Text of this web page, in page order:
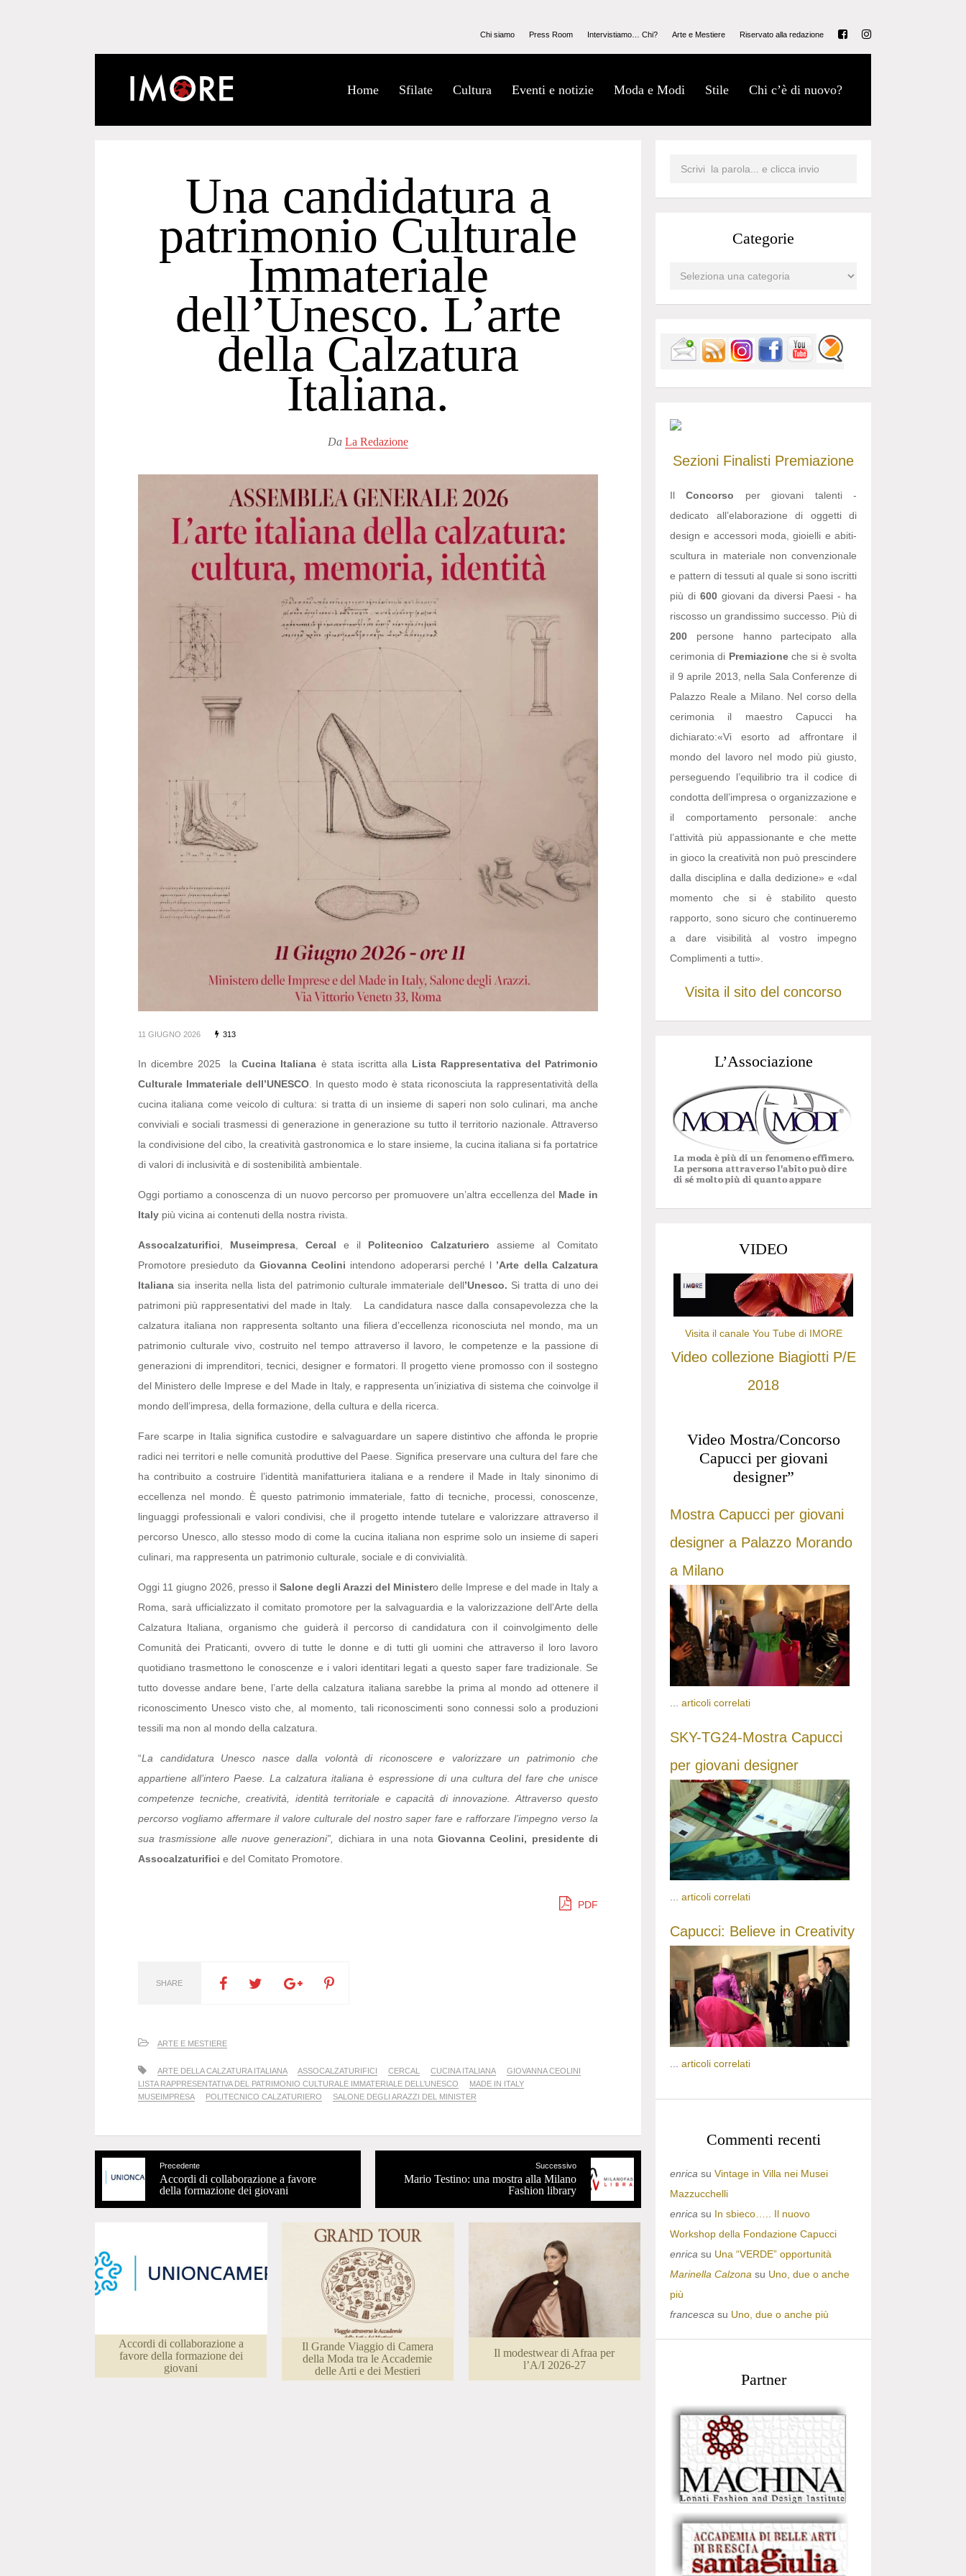
Chi siamo Press Room Intervistiamo… Chi? Arte e Mestiere Riservato alla redazione
Home Sfilate Cultura Eventi e notizie Moda e Modi Stile Chi c’è di nuovo?
Una candidatura a
patrimonio Culturale
Immateriale
dell’Unesco. L’arte
della Calzatura
Italiana.
Da La Redazione
11 GIUGNO 2026 313
In dicembre 2025 laCucina Italiana è stata iscritta alla Lista Rappresentativa del Patrimonio
Culturale Immateriale dell’UNESCO. In questo modo è stata riconosciuta la rappresentatività della
cucina italiana come veicolo di cultura: si tratta di un insieme di saperi non solo culinari, ma anche
conviviali e sociali trasmessi di generazione in generazione su tutto il territorio nazionale. Attraverso
la condivisione del cibo, la creatività gastronomica e lo stare insieme, la cucina italiana si fa portatrice
di valori di inclusività e di sostenibilità ambientale.
Oggi portiamo a conoscenza di un nuovo percorso per promuovere un’altra eccellenza del Made in
Italy più vicina ai contenuti della nostra rivista.
Assocalzaturifici, Museimpresa, Cercal e il Politecnico Calzaturiero assieme al Comitato
Promotore presieduto da Giovanna Ceolini intendono adoperarsi perché l ’Arte della Calzatura
Italiana sia inserita nella lista del patrimonio culturale immateriale dell’Unesco. Si tratta di uno dei
patrimoni più rappresentativi del made in Italy. La candidatura nasce dalla consapevolezza che la
calzatura italiana non rappresenta soltanto una filiera d’eccellenza riconosciuta nel mondo, ma un
patrimonio culturale vivo, costruito nel tempo attraverso il lavoro, le competenze e la passione di
generazioni di imprenditori, tecnici, designer e formatori. Il progetto viene promosso con il sostegno
del Ministero delle Imprese e del Made in Italy, e rappresenta un’iniziativa di sistema che coinvolge il
mondo dell’impresa, della formazione, della cultura e della ricerca.
Fare scarpe in Italia significa custodire e salvaguardare un sapere distintivo che affonda le proprie
radici nei territori e nelle comunità produttive del Paese. Significa preservare una cultura del fare che
ha contribuito a costruire l’identità manifatturiera italiana e a rendere il Made in Italy sinonimo di
eccellenza nel mondo. È questo patrimonio immateriale, fatto di tecniche, processi, conoscenze,
linguaggi professionali e valori condivisi, che il progetto intende tutelare e valorizzare attraverso il
percorso Unesco, allo stesso modo di come la cucina italiana non esprime solo un insieme di saperi
culinari, ma rappresenta un patrimonio culturale, sociale e di convivialità.
Oggi 11 giugno 2026, presso il Salone degli Arazzi del Ministero delle Imprese e del made in Italy a
Roma, sarà ufficializzato il comitato promotore per la salvaguardia e la valorizzazione dell’Arte della
Calzatura Italiana, organismo che guiderà il percorso di candidatura con il coinvolgimento delle
Comunità dei Praticanti, ovvero di tutte le donne e di tutti gli uomini che attraverso il loro lavoro
quotidiano trasmettono le conoscenze e i valori identitari legati a questo saper fare tradizionale. Se
tutto dovesse andare bene, l’arte della calzatura italiana sarebbe la prima al mondo ad ottenere il
riconoscimento Unesco visto che, al momento, tali riconoscimenti sono connessi solo a produzioni
tessili ma non al mondo della calzatura.
“La candidatura Unesco nasce dalla volontà di riconoscere e valorizzare un patrimonio che
appartiene all’intero Paese. La calzatura italiana è espressione di una cultura del fare che unisce
competenze tecniche, creatività, identità territoriale e capacità di innovazione. Attraverso questo
percorso vogliamo affermare il valore culturale del nostro saper fare e rafforzare l’impegno verso la
sua trasmissione alle nuove generazioni”, dichiara in una notaGiovanna Ceolini, presidente di
Assocalzaturifici e del Comitato Promotore.
PDF
SHARE
ARTE E MESTIERE
ARTE DELLA CALZATURA ITALIANA ASSOCALZATURIFICI CERCAL CUCINA ITALIANA
GIOVANNA CEOLINI
LISTA RAPPRESENTATIVA DEL PATRIMONIO CULTURALE IMMATERIALE DELL’UNESCO
MADE IN ITALY
MUSEIMPRESA
POLITECNICO CALZATURIERO SALONE DEGLI ARAZZI DEL MINISTER
Precedente
Accordi di collaborazione a favore
della formazione dei giovani
Successivo
Mario Testino: una mostra alla Milano
Fashion library
Accordi di collaborazione a
favore della formazione dei
giovani
Il Grande Viaggio di Camera
della Moda tra le Accademie
delle Arti e dei Mestieri
Il modestwear di Afraa per
l’A/I 2026-27
Categorie
Sezioni Finalisti Premiazione
IlConcorso per giovani talenti -
dedicato all’elaborazione di oggetti di
design e accessori moda, gioielli e abiti-
scultura in materiale non convenzionale
e pattern di tessuti al quale si sono iscritti
più di 600 giovani da diversi Paesi - ha
riscosso un grandissimo successo. Più di
200 persone hanno partecipato alla
cerimonia di Premiazioneche si è svolta
il 9 aprile 2013, nella Sala Conferenze di
Palazzo Reale a Milano. Nel corso della
cerimonia il maestro Capucci ha
dichiarato:«Vi esorto ad affrontare il
mondo del lavoro nel modo più giusto,
perseguendo l’equilibrio tra il codice di
condotta dell’impresa o organizzazione e
il comportamento personale: anche
l’attività più appassionante e che mette
in gioco la creatività non può prescindere
dalla disciplina e dalla dedizione» e «dal
momento che si è stabilito questo
rapporto, sono sicuro che continueremo
a dare visibilità al vostro impegno
Complimenti a tutti».
Visita il sito del concorso
L’Associazione
VIDEO
Visita il canale You Tube di IMORE
Video collezione Biagiotti P/E
2018
Video Mostra/Concorso
Capucci per giovani
designer”
Mostra Capucci per giovani
designer a Palazzo Morando
a Milano
articoli correlati
SKY-TG24-Mostra Capucci
per giovani designer
... articoli correlati
Capucci: Believe in Creativity
articoli correlati
Commenti recenti
enrica su Vintage in Villa nei Musei
Mazzucchelli
enrica su In sbieco….. Il nuovo
Workshop della Fondazione Capucci
enrica su Una “VERDE” opportunità
Marinella Calzona su Uno, due o anche
più
francesca su Uno, due o anche più
Partner